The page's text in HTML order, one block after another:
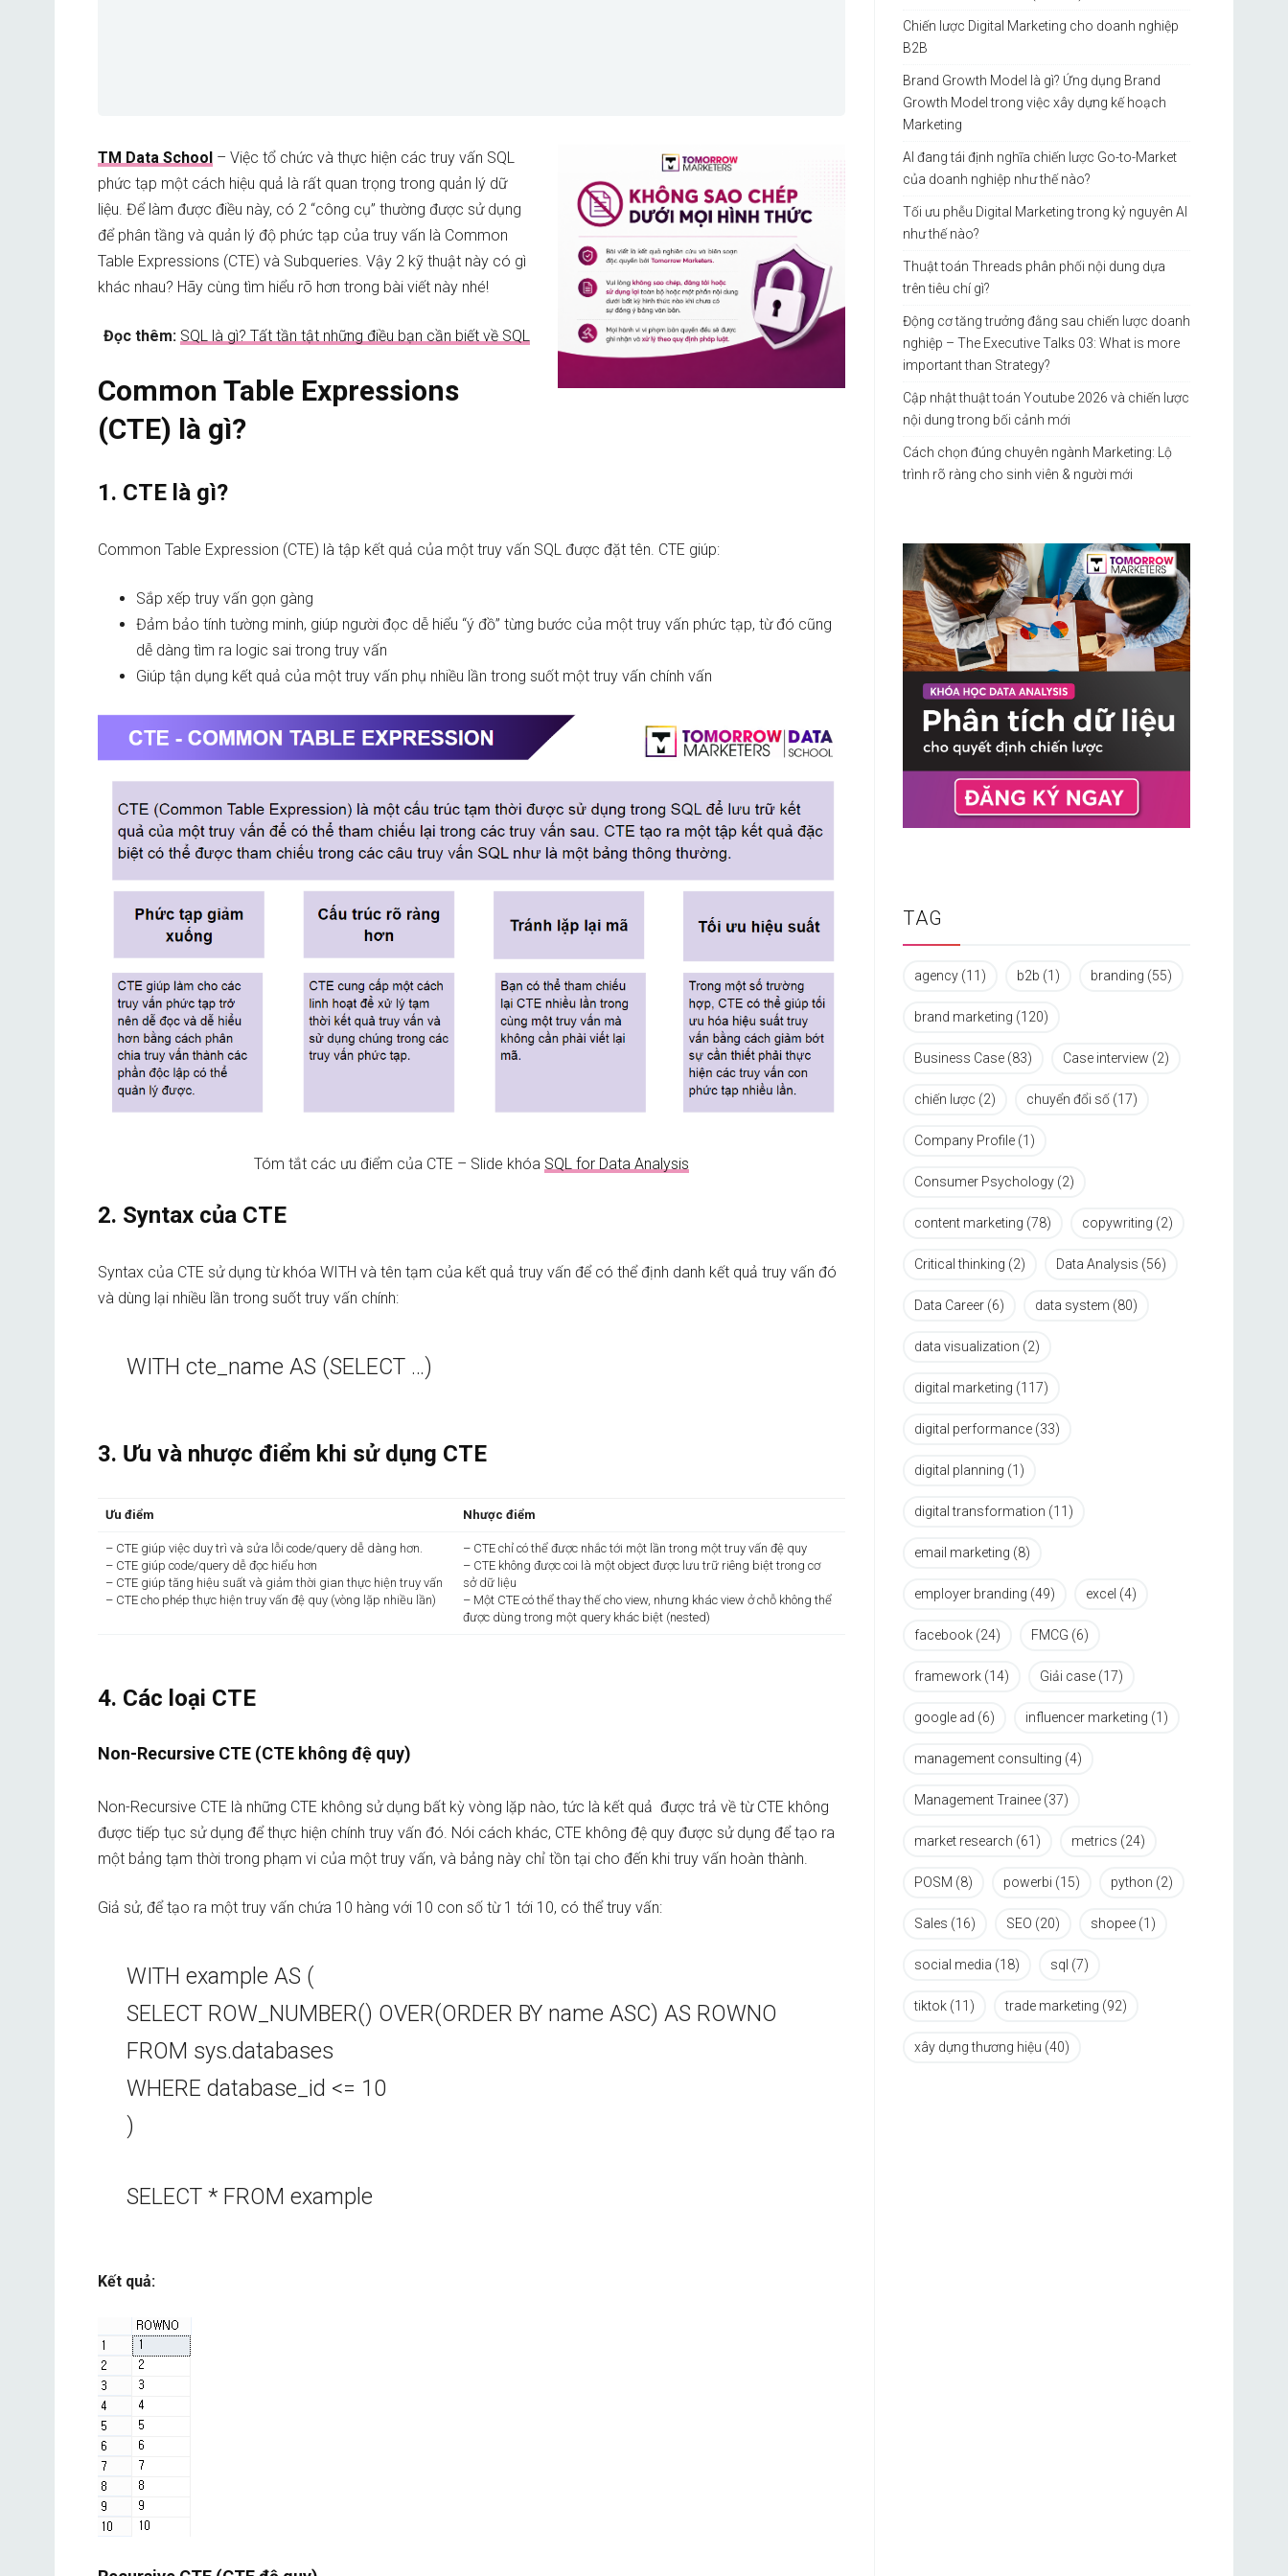
TM Data School – Việc tổ chức và thực hiện các truy vấn SQL
phức tạp một cách hiệu quả là rất quan trọng trong quản lý dữ
liệu. Để làm được điều này, có 2 “công cụ” thường được sử dụng
để phân tầng và quản lý độ phức tạp của truy vấn là Common
Table Expressions (CTE) và Subqueries. Vậy 2 kỹ thuật này có gì
khác nhau? Hãy cùng tìm hiểu rõ hơn trong bài viết này nhé!
Đọc thêm: SQL là gì? Tất tần tật những điều bạn cần biết về SQL
Common Table Expressions
(CTE) là gì?
1. CTE là gì?
Common Table Expression (CTE) là tập kết quả của một truy vấn SQL được đặt tên. CTE giúp:
Sắp xếp truy vấn gọn gàng
Đảm bảo tính tường minh, giúp người đọc dễ hiểu “ý đồ” từng bước của một truy vấn phức tạp, từ đó cũng
dễ dàng tìm ra logic sai trong truy vấn
Giúp tận dụng kết quả của một truy vấn phụ nhiều lần trong suốt một truy vấn chính vấn
Tóm tắt các ưu điểm của CTE – Slide khóa SQL for Data Analysis
2. Syntax của CTE
Syntax của CTE sử dụng từ khóa WITH và tên tạm của kết quả truy vấn để có thể định danh kết quả truy vấn đó
và dùng lại nhiều lần trong suốt truy vấn chính:
WITH cte_name AS (SELECT …)
3. Ưu và nhược điểm khi sử dụng CTE
Ưu điểm Nhược điểm
– CTE giúp việc duy trì và sửa lỗi code/query dễ dàng hơn.
– CTE giúp code/query dễ đọc hiểu hơn
– CTE giúp tăng hiệu suất và giảm thời gian thực hiện truy vấn
– CTE cho phép thực hiện truy vấn đệ quy (vòng lặp nhiều lần)
– CTE chỉ có thể được nhắc tới một lần trong một truy vấn đệ quy
– CTE không được coi là một object được lưu trữ riêng biệt trong cơ
sở dữ liệu
– Một CTE có thể thay thế cho view, nhưng khác view ở chỗ không thể
được dùng trong một query khác biệt (nested)
4. Các loại CTE
Non-Recursive CTE (CTE không đệ quy)
Non-Recursive CTE là những CTE không sử dụng bất kỳ vòng lặp nào, tức là kết quả được trả về từ CTE không
được tiếp tục sử dụng để thực hiện chính truy vấn đó. Nói cách khác, CTE không đệ quy được sử dụng để tạo ra
một bảng tạm thời trong phạm vi của một truy vấn, và bảng này chỉ tồn tại cho đến khi truy vấn hoàn thành.
Giả sử, để tạo ra một truy vấn chứa 10 hàng với 10 con số từ 1 tới 10, có thể truy vấn:
WITH example AS (
SELECT ROW_NUMBER() OVER(ORDER BY name ASC) AS ROWNO
FROM sys.databases
WHERE database_id <= 10
)
SELECT * FROM example
Kết quả:
Chiến lược Digital Marketing cho doanh nghiệp
B2B
Brand Growth Model là gì? Ứng dụng Brand
Growth Model trong việc xây dựng kế hoạch
Marketing
AI đang tái định nghĩa chiến lược Go-to-Market
của doanh nghiệp như thế nào?
Tối ưu phễu Digital Marketing trong kỷ nguyên AI
như thế nào?
Thuật toán Threads phân phối nội dung dựa
trên tiêu chí gì?
Động cơ tăng trưởng đằng sau chiến lược doanh
nghiệp – The Executive Talks 03: What is more
important than Strategy?
Cập nhật thuật toán Youtube 2026 và chiến lược
nội dung trong bối cảnh mới
Cách chọn đúng chuyên ngành Marketing: Lộ
trình rõ ràng cho sinh viên & người mới
TAG
agency (11) b2b (1) branding (55)
brand marketing (120)
Business Case (83) Case interview (2)
chiến lược (2) chuyển đổi số (17)
Company Profile (1)
Consumer Psychology (2)
content marketing (78) copywriting (2)
Critical thinking (2) Data Analysis (56)
Data Career (6) data system (80)
data visualization (2)
digital marketing (117)
digital performance (33)
digital planning (1)
digital transformation (11)
email marketing (8)
employer branding (49) excel (4)
facebook (24) FMCG (6)
framework (14) Giải case (17)
google ad (6) influencer marketing (1)
management consulting (4)
Management Trainee (37)
market research (61) metrics (24)
POSM (8) powerbi (15) python (2)
Sales (16) SEO (20) shopee (1)
social media (18) sql (7)
tiktok (11) trade marketing (92)
xây dựng thương hiệu (40)